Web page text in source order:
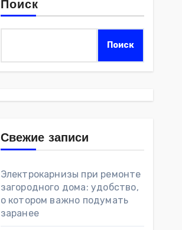
Поиск
Поиск
Свежие записи
Электрокарнизы при ремонте
загородного дома: удобство,
о котором важно подумать
заранее